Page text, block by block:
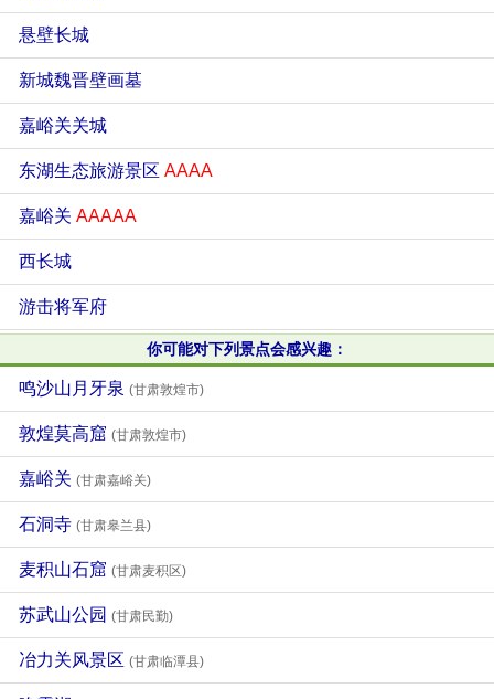
悬壁长城
新城魏晋壁画墓
嘉峪关关城
东湖生态旅游景区 AAAA
嘉峪关 AAAAA
西长城
游击将军府
你可能对下列景点会感兴趣：
鸣沙山月牙泉 (甘肃敦煌市)
敦煌莫高窟 (甘肃敦煌市)
嘉峪关 (甘肃嘉峪关)
石洞寺 (甘肃皋兰县)
麦积山石窟 (甘肃麦积区)
苏武山公园 (甘肃民勤)
冶力关风景区 (甘肃临潭县)